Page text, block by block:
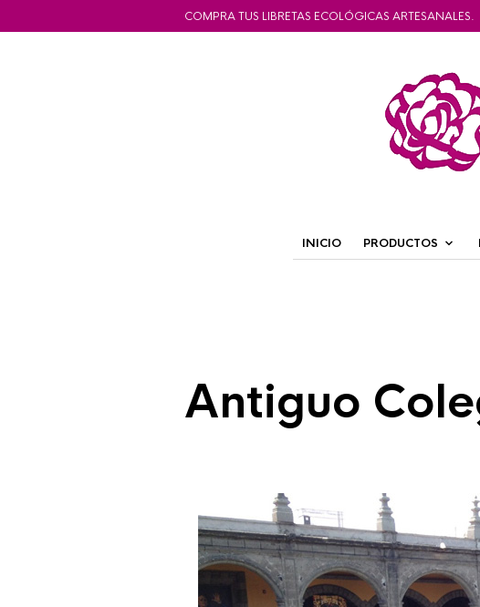
COMPRA TUS LIBRETAS ECOLÓGICAS ARTESANALES.
INICIO PRODUCTOS
Antiguo